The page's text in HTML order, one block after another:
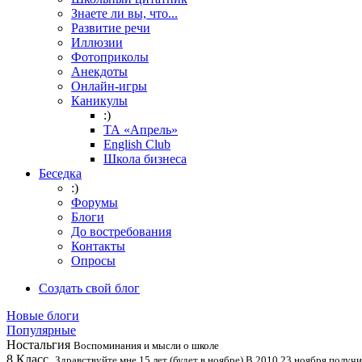
Знаете ли вы, что...
Развитие речи
Иллюзии
Фотоприколы
Анекдоты
Онлайн-игры
Каникулы
:)
ТА «Апрель»
English Club
Школа бизнеса
Беседка
:)
Форумы
Блоги
До востребования
Контакты
Опросы
Создать свой блог
Новые блоги
Популярные
Ностальгия Воспоминания и мысли о школе
8 Класс.